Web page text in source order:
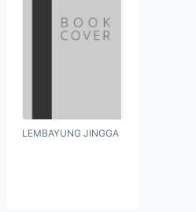
LEMBAYUNG JINGGA